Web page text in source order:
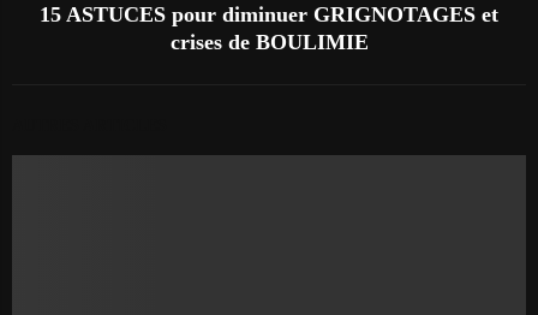
15 ASTUCES pour diminuer GRIGNOTAGES et
crises de BOULIMIE